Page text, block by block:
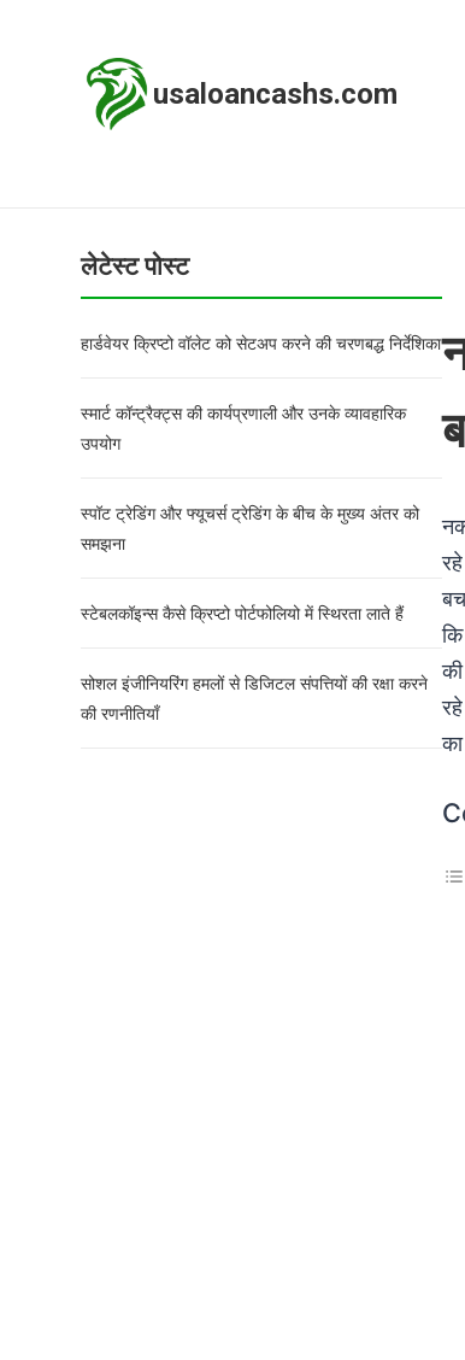
usaloancashs.com
लेटेस्ट पोस्ट
हार्डवेयर क्रिप्टो वॉलेट को सेटअप करने की चरणबद्ध निर्देशिका
स्मार्ट कॉन्ट्रैक्ट्स की कार्यप्रणाली और उनके व्यावहारिक
उपयोग
स्पॉट ट्रेडिंग और फ्यूचर्स ट्रेडिंग के बीच के मुख्य अंतर को
समझना
स्टेबलकॉइन्स कैसे क्रिप्टो पोर्टफोलियो में स्थिरता लाते हैं
सोशल इंजीनियरिंग हमलों से डिजिटल संपत्तियों की रक्षा करने
की रणनीतियाँ